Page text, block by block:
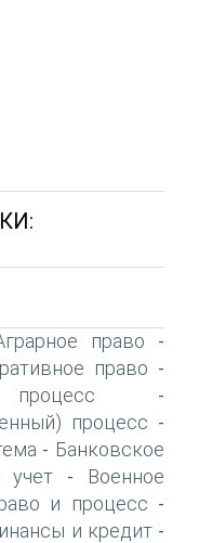
право -
право -
-
процесс -
- Банковское
учет-
Военное
и процесс -
и кредит-